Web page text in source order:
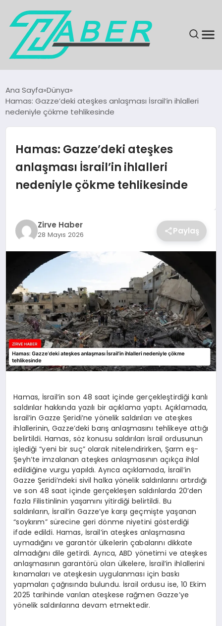
GÜNDEM
EĞITIM
SAĞLIK
TEKNOLOJI
Ana Sayfa Dünya
Hamas: Gazze’deki ateşkes anlaşması İsrail’in ihlalleri
nedeniyle çökme tehlikesinde
Hamas: Gazze’deki ateşkes
anlaşması İsrail’in ihlalleri
nedeniyle çökme tehlikesinde
Zirve Haber
28 Mayıs 2026 Paylaş
Hamas, İsrail’in son 48 saat içinde gerçekleştirdiği kanlı
saldırılar hakkında yazılı bir açıklama yaptı. Açıklamada,
İsrail’in Gazze Şeridi’ne yönelik saldırıları ve ateşkes
ihlallerinin, Gazze’deki barış anlaşmasını tehlikeye attığı
belirtildi. Hamas, söz konusu saldırıları İsrail ordusunun
işlediği “yeni bir suç” olarak nitelendirirken, Şarm eş-
Şeyh’te imzalanan ateşkes anlaşmasının açıkça ihlal
edildiğine vurgu yapıldı. Ayrıca açıklamada, İsrail’in
Gazze Şeridi’ndeki sivil halka yönelik saldırılarını artırdığı
ve son 48 saat içinde gerçekleşen saldırılarda 20’den
fazla Filistinlinin yaşamını yitirdiği belirtildi. Bu
saldırıların, İsrail’in Gazze’ye karşı geçmişte yaşanan
“soykırım” sürecine geri dönme niyetini gösterdiği
ifade edildi. Hamas, İsrail’in ateşkes anlaşmasına
uymadığını ve garantör ülkelerin çabalarını dikkate
almadığını dile getirdi. Ayrıca, ABD yönetimi ve ateşkes
anlaşmasının garantörü olan ülkelere, İsrail’in ihlallerini
kınamaları ve ateşkesin uygulanması için baskı
yapmaları çağrısında bulundu. İsrail ordusu ise, 10 Ekim
2025 tarihinde varılan ateşkese rağmen Gazze’ye
yönelik saldırılarına devam etmektedir.